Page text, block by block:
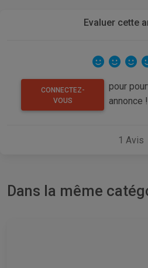
Evaluer cette
CONNECTEZ-
VOUS
pour
annonce !
1 Avis
Dans la même